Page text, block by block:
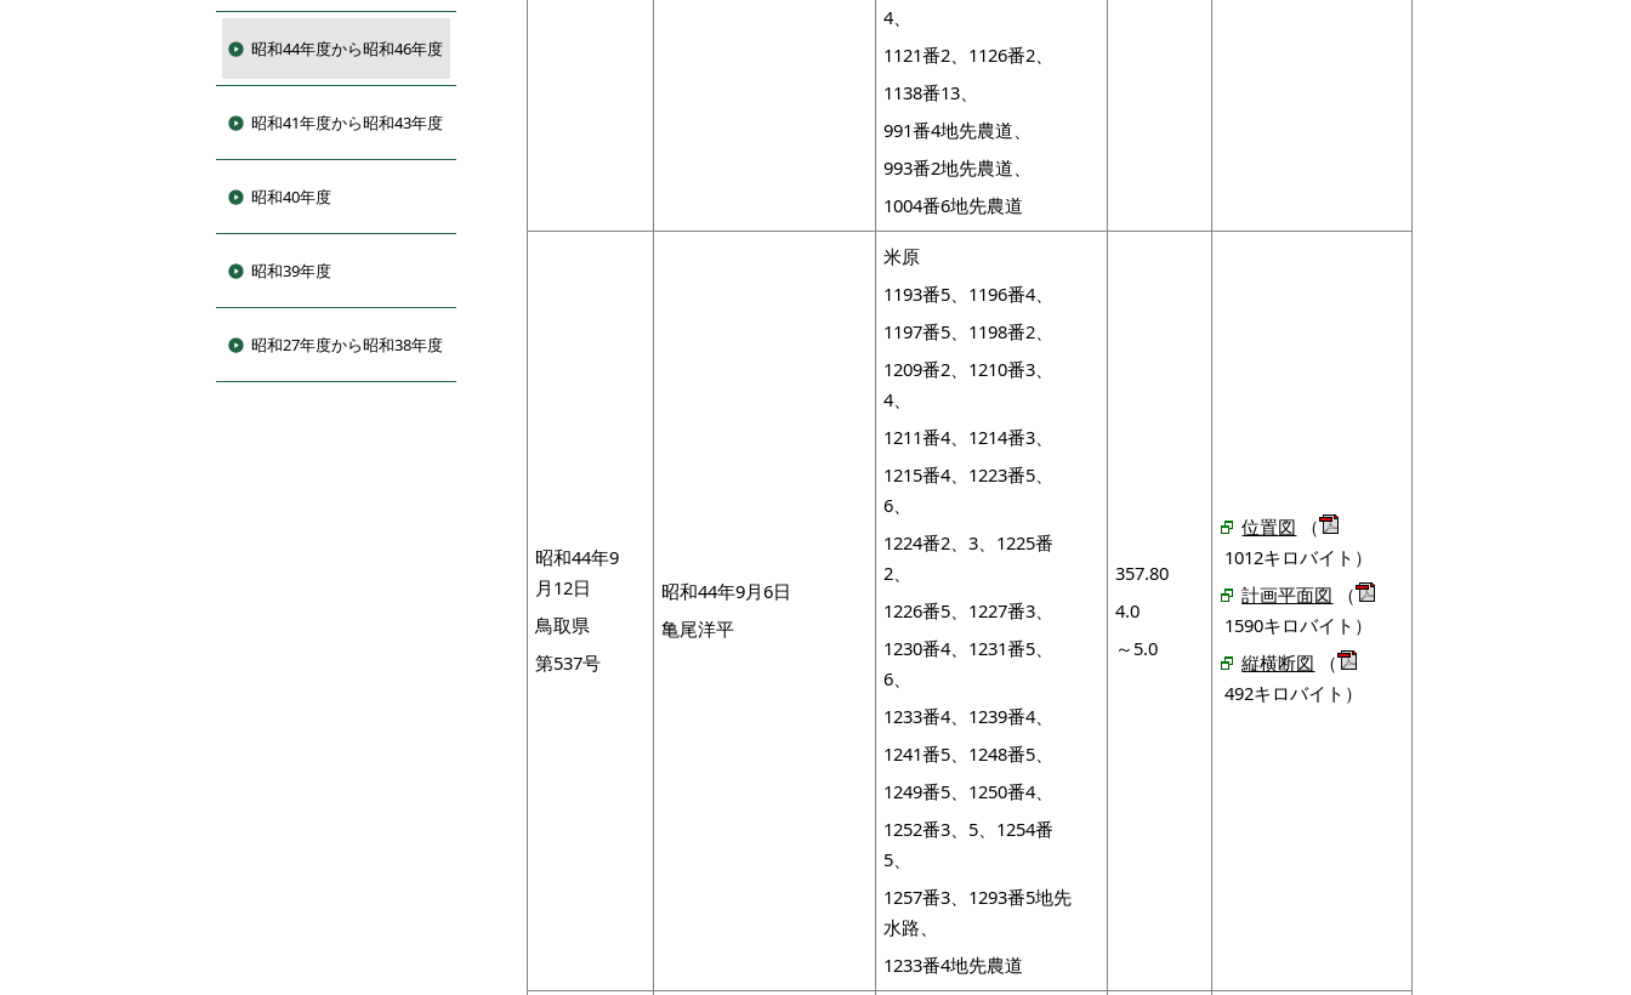
昭和44年度から昭和46年度
昭和41年度から昭和43年度
昭和40年度
昭和39年度
昭和27年度から昭和38年度
4、
1121番2、1126番2、
1138番13、
991番4地先農道、
993番2地先農道、
1004番6地先農道
昭和44年9
月12日
鳥取県
第537号
昭和44年9月6日
亀尾洋平
米原
1193番5、1196番4、
1197番5、1198番2、
1209番2、1210番3、
4、
1211番4、1214番3、
1215番4、1223番5、
6、
1224番2、3、1225番
2、
1226番5、1227番3、
1230番4、1231番5、
6、
1233番4、1239番4、
1241番5、1248番5、
1249番5、1250番4、
1252番3、5、1254番
5、
1257番3、1293番5地先
水路、
1233番4地先農道
357.80
4.0
～5.0
位置図 （
1012キロバイト）
計画平面図 （
1590キロバイト）
縦横断図 （
492キロバイト）